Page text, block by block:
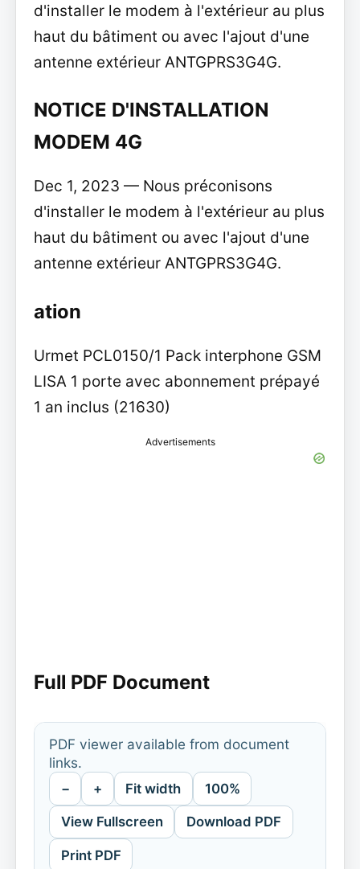
d'installer le modem à l'extérieur au plus
haut du bâtiment ou avec l'ajout d'une
antenne extérieur ANTGPRS3G4G.
NOTICE D'INSTALLATION
MODEM 4G
Dec 1, 2023 — Nous préconisons
d'installer le modem à l'extérieur au plus
haut du bâtiment ou avec l'ajout d'une
antenne extérieur ANTGPRS3G4G.
ation
Urmet PCL0150/1 Pack interphone GSM
LISA 1 porte avec abonnement prépayé
1 an inclus (21630)
Advertisements
Full PDF Document
PDF viewer available from document
links.
− + Fit width 100%
View Fullscreen Download PDF
Print PDF